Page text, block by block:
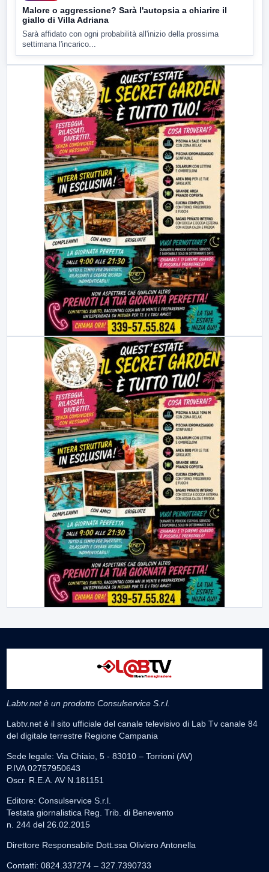
Malore o aggressione? Sarà l'autopsia a chiarire il
giallo di Villa Adriana
Sarà affidato con ogni probabilità all'inizio della prossima
settimana l'incarico...
Labtv.net è un prodotto Consulservice S.r.l.
Labtv.net è il sito ufficiale del canale televisivo di Lab Tv canale 84
del digitale terrestre Regione Campania
Sede legale: Via Chiaio, 5 - 83010 – Torrioni (AV)
P.IVA 02757950643
Oscr. R.E.A. AV N.181151
Editore: Consulservice S.r.l.
Testata giornalistica Reg. Trib. di Benevento
n. 244 del 26.02.2015
Direttore Responsabile Dott.ssa Oliviero Antonella
Contatti: 0824.337274 – 327.7390733